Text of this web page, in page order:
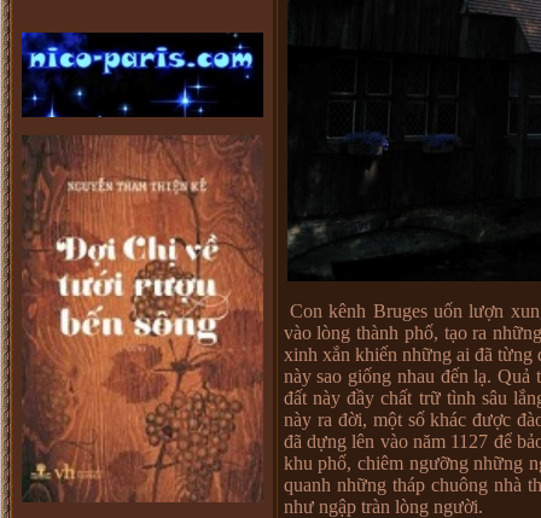
Con kênh Bruges uốn lượn
vào lòng thành phố, tạo ra
xinh xắn khiến những ai đã từng
này sao giống nhau đến lạ. Quả
đất này đầy chất trữ tình sâu
này ra đời, một số khác được
đã dựng lên vào năm 1127 để
khu phố, chiêm ngưỡng những
quanh những tháp chuông nhà
như ngập tràn lòng người.